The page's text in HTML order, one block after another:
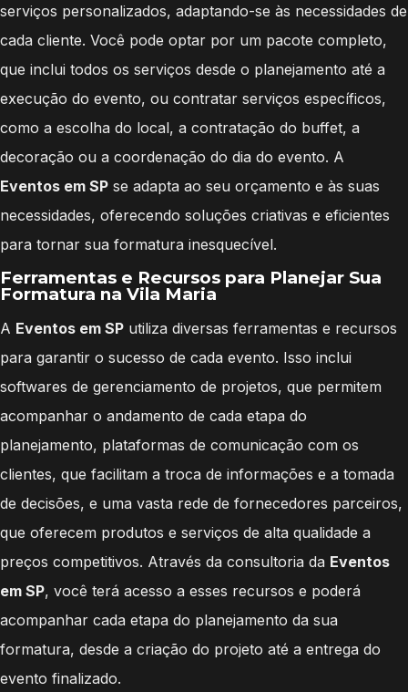
serviços personalizados, adaptando-se às necessidades de
cada cliente. Você pode optar por um pacote completo,
que inclui todos os serviços desde o planejamento até a
execução do evento, ou contratar serviços específicos,
como a escolha do local, a contratação do buffet, a
decoração ou a coordenação do dia do evento. A
Eventos em SP se adapta ao seu orçamento e às suas
necessidades, oferecendo soluções criativas e eficientes
para tornar sua formatura inesquecível.
Ferramentas e Recursos para Planejar Sua
Formatura na Vila Maria
A Eventos em SP utiliza diversas ferramentas e recursos
para garantir o sucesso de cada evento. Isso inclui
softwares de gerenciamento de projetos, que permitem
acompanhar o andamento de cada etapa do
planejamento, plataformas de comunicação com os
clientes, que facilitam a troca de informações e a tomada
de decisões, e uma vasta rede de fornecedores parceiros,
que oferecem produtos e serviços de alta qualidade a
preços competitivos. Através da consultoria da Eventos
em SP, você terá acesso a esses recursos e poderá
acompanhar cada etapa do planejamento da sua
formatura, desde a criação do projeto até a entrega do
evento finalizado.